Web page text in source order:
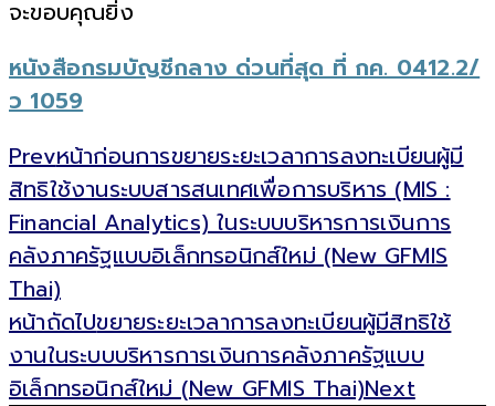
จะขอบคุณยิ่ง
หนังสือกรมบัญชีกลาง ด่วนที่สุด ที่ กค. 0412.2/
ว 1059
Prevหน้าก่อนการขยายระยะเวลาการลงทะเบียนผู้มี
สิทธิใช้งานระบบสารสนเทศเพื่อการบริหาร (MIS :
Financial Analytics) ในระบบบริหารการเงินการ
คลังภาครัฐแบบอิเล็กทรอนิกส์ใหม่ (New GFMIS
Thai)
หน้าถัดไปขยายระยะเวลาการลงทะเบียนผู้มีสิทธิใช้
งานในระบบบริหารการเงินการคลังภาครัฐแบบ
อิเล็กทรอนิกส์ใหม่ (New GFMIS Thai)Next